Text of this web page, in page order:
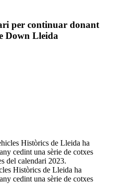
per continuar donant
Down Lleida
Històrics de Lleida ha
cedint una sèrie de cotxes